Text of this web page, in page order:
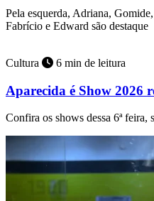
Pela esquerda, Adriana,
Fabrício e Edward são destaque
Cultura 6 min de leitura
Aparecida é Show 2026
Confira os shows dessa 6ª feira,